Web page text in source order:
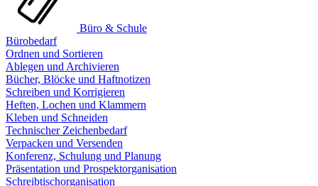
Büro & Schule
Bürobedarf
Ordnen und Sortieren
Ablegen und Archivieren
Bücher, Blöcke und Haftnotizen
Schreiben und Korrigieren
Heften, Lochen und Klammern
Kleben und Schneiden
Technischer Zeichenbedarf
Verpacken und Versenden
Konferenz, Schulung und Planung
Präsentation und Prospektorganisation
Schreibtischorganisation